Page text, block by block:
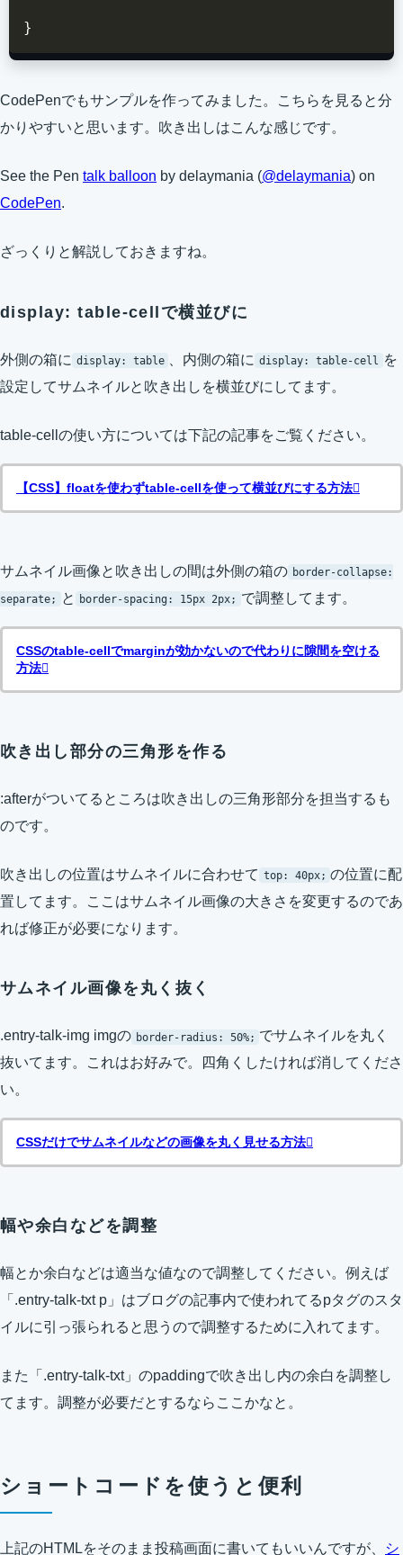
}
CodePenでもサンプルを作ってみました。こちらを見ると分
かりやすいと思います。吹き出しはこんな感じです。
See the Pen talk balloon by delaymania (@delaymania) on
CodePen.
ざっくりと解説しておきますね。
display: table-cellで横並びに
外側の箱に display: table 、内側の箱に display: table-cell
を
設定してサムネイルと吹き出しを横並びにしてます。
table-cellの使い方については下記の記事をご覧ください。
【CSS】floatを使わずtable-cellを使って横並びにする方法
サムネイル画像と吹き出しの間は外側の箱の border-collapse:
separate; と border-spacing: 15px 2px; で調整してます。
CSSのtable-cellでmarginが効かないので代わりに隙間を空ける
方法
吹き出し部分の三角形を作る
:afterがついてるところは吹き出しの三角形部分を担当するも
のです。
吹き出しの位置はサムネイルに合わせて top: 40px; の位置に配
置してます。ここはサムネイル画像の大きさを変更するのであ
れば修正が必要になります。
サムネイル画像を丸く抜く
.entry-talk-img imgの border-radius: 50%; でサムネイルを丸く
抜いてます。これはお好みで。四角くしたければ消してくださ
い。
CSSだけでサムネイルなどの画像を丸く見せる方法
幅や余白などを調整
幅とか余白などは適当な値なので調整してください。例えば
「.entry-talk-txt p」はブログの記事内で使われてるpタグのスタ
イルに引っ張られると思うので調整するために入れてます。
また「.entry-talk-txt」のpaddingで吹き出し内の余白を調整し
てます。調整が必要だとするならここかなと。
ショートコードを使うと便利
上記のHTMLをそのまま投稿画面に書いてもいいんですが、 シ